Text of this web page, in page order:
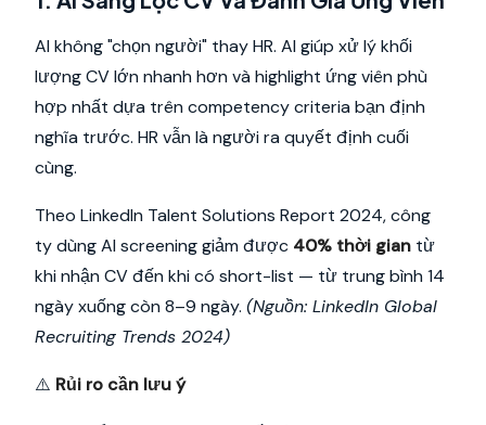
AI không "chọn người" thay HR. AI giúp xử lý khối
lượng CV lớn nhanh hơn và highlight ứng viên phù
hợp nhất dựa trên competency criteria bạn định
nghĩa trước. HR vẫn là người ra quyết định cuối
cùng.
Theo LinkedIn Talent Solutions Report 2024, công
ty dùng AI screening giảm được 40% thời gian từ
khi nhận CV đến khi có short-list — từ trung bình 14
ngày xuống còn 8–9 ngày. (Nguồn: LinkedIn Global
Recruiting Trends 2024)
⚠️ Rủi ro cần lưu ý